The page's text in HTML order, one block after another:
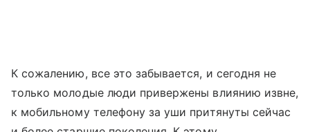
К сожалению, все это забывается, и сегодня не
только молодые люди привержены влиянию извне,
к мобильному телефону за уши притянуты сейчас